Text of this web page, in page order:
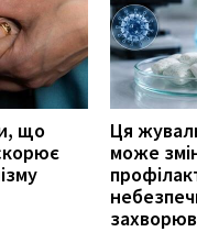
що
Ця
може